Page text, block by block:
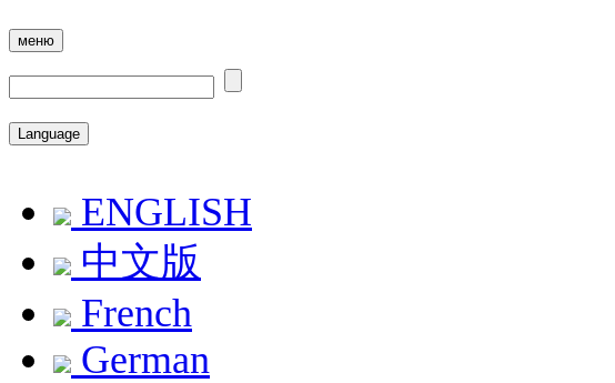
меню
Language
ENGLISH
中文版
French
German